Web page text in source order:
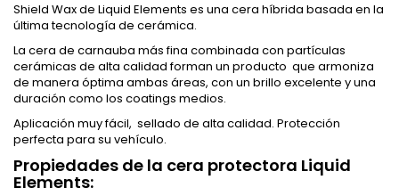
Shield Wax de Liquid Elements es una cera híbrida basada en la
última tecnología de cerámica.
La cera de carnauba más fina combinada con partículas
cerámicas de alta calidad forman un producto que armoniza
de manera óptima ambas áreas, con un brillo excelente y una
duración como los coatings medios.
Aplicación muy fácil, sellado de alta calidad. Protección
perfecta para su vehículo.
Propiedades de la cera protectora Liquid
Elements: